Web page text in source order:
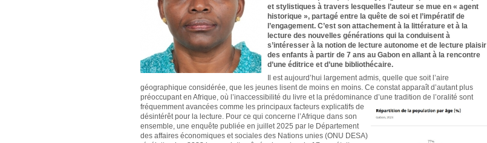
et stylistiques à travers lesquelles l’auteur se mue en « agent
historique », partagé entre la quête de soi et l’impératif de
l’engagement. C’est son attachement à la littérature et à la
lecture des nouvelles générations qui la conduisent à
s’intéresser à la notion de lecture autonome et de lecture plaisir
des enfants à partir de 7 ans au Gabon en allant à la rencontre
d’une éditrice et d’une bibliothécaire.
Il est aujourd’hui largement admis, quelle que soit l’aire
géographique considérée, que les jeunes lisent de moins en moins. Ce constat apparaît d’autant plus
préoccupant en Afrique, où l’inaccessibilité du livre et la prédominance d’une tradition de l’oralité sont
fréquemment avancées comme les principaux facteurs explicatifs de
désintérêt pour la lecture. Pour ce qui concerne l’Afrique dans son
ensemble, une enquête publiée en juillet 2025 par le Département
des affaires économiques et sociales des Nations unies (ONU DESA)